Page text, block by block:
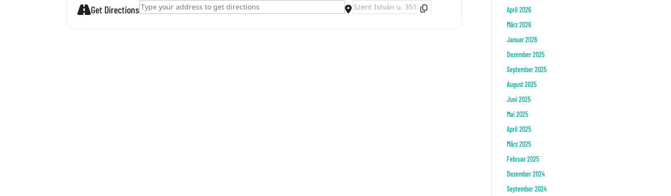
Get DirectionsAddress - Hufeisenwerfen [] Destination Address - Hufeisenwerfen []
April 2026
März 2026
Januar 2026
Dezember 2025
September 2025
August 2025
Juni 2025
Mai 2025
April 2025
März 2025
Februar 2025
Dezember 2024
September 2024